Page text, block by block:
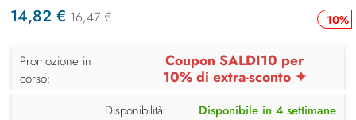
10%
14,82 € 16,47 €
Promozione in
corso:
Coupon SALDI10 per
10% di extra-sconto ✦
Disponibilità: Disponibile in 4 settimane